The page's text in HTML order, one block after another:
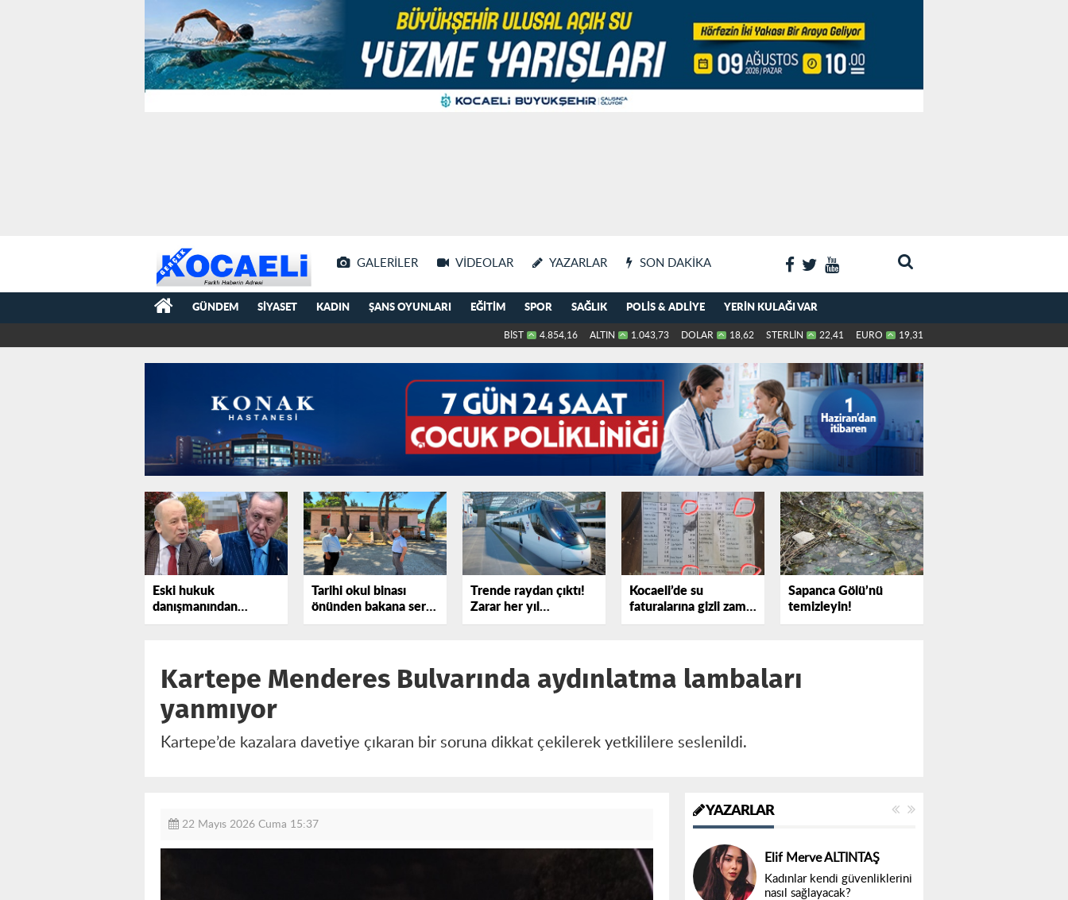
GALERILER VIDEOLAR YAZARLAR SON DAKIKA
GÜNDEM SIYASET KADIN ŞANS OYUNLARI EĞITIM SPOR SAĞLIK POLIS & ADLIYE YERIN KULAĞI VAR
BİST 4.854,16 ALTIN 1.043,73 DOLAR 18,62 STERLİN 22,41 EURO 19,31
Eski hukuk
danışmanından
Erdoğan'a bir uyarı
Tarihi okul binası
önünden bakana sert
tepki gösterdi!
Trende raydan çıktı!
Zarar her yıl
katlanıyor
Kocaeli’de su
faturalarına gizli zam
iddiası
Sapanca Gölü’nü
temizleyin!
Kartepe Menderes Bulvarında aydınlatma lambaları
yanmıyor
Kartepe’de kazalara davetiye çıkaran bir soruna dikkat çekilerek yetkililere seslenildi.
22 Mayıs 2026 Cuma 15:37
YAZARLAR
Elif Merve ALTINTAŞ
Kadınlar kendi güvenliklerini
nasıl sağlayacak?